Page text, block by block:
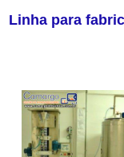
Linha para